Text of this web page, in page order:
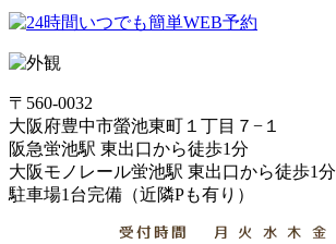
〒560-0032
大阪府豊中市螢池東町１丁目７−１
阪急蛍池駅 東出口から徒歩1分
大阪モノレール蛍池駅 東出口から徒歩1分
駐車場1台完備（近隣Pも有り）